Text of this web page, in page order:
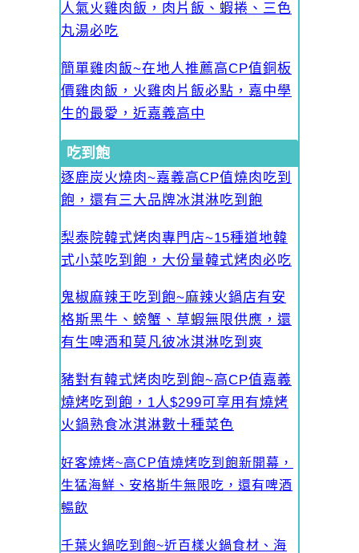
人氣火雞肉飯，肉片飯、蝦捲、三色
丸湯必吃
簡單雞肉飯~在地人推薦高CP值銅板
價雞肉飯，火雞肉片飯必點，嘉中學
生的最愛，近嘉義高中
吃到飽
逐鹿炭火燒肉~嘉義高CP值燒肉吃到
飽，還有三大品牌冰淇淋吃到飽
梨泰院韓式烤肉專門店~15種道地韓
式小菜吃到飽，大份量韓式烤肉必吃
鬼椒麻辣王吃到飽~麻辣火鍋店有安
格斯黑牛、螃蟹、草蝦無限供應，還
有生啤酒和莫凡彼冰淇淋吃到爽
豬對有韓式烤肉吃到飽~高CP值嘉義
燒烤吃到飽，1人$299可享用有燒烤
火鍋熟食冰淇淋數十種菜色
好客燒烤~高CP值燒烤吃到飽新開幕，
生猛海鮮、安格斯牛無限吃，還有啤酒
暢飲
千葉火鍋吃到飽~近百樣火鍋食材、海